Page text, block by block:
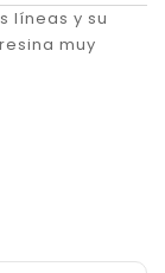
líneas y su
muy